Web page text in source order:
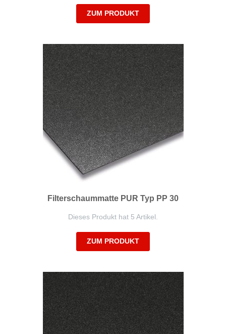
ZUM PRODUKT
Filterschaummatte PUR Typ PP 30
Dieses Produkt hat 5 Artikel.
ZUM PRODUKT